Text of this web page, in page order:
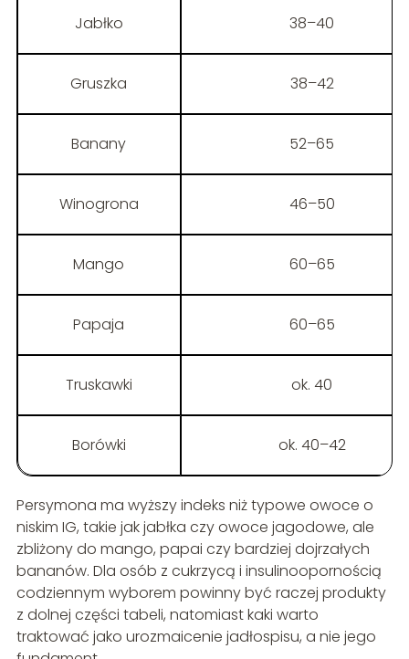
Jabłko 38–40
Gruszka 38–42
Banany 52–65
Winogrona 46–50
Mango 60–65
Papaja 60–65
Truskawki ok. 40
Borówki ok. 40–42
Persymona ma wyższy indeks niż typowe owoce o
niskim IG, takie jak jabłka czy owoce jagodowe, ale
zbliżony do mango, papai czy bardziej dojrzałych
bananów. Dla osób z cukrzycą i insulinoopornością
codziennym wyborem powinny być raczej produkty
z dolnej części tabeli, natomiast kaki warto
traktować jako urozmaicenie jadłospisu, a nie jego